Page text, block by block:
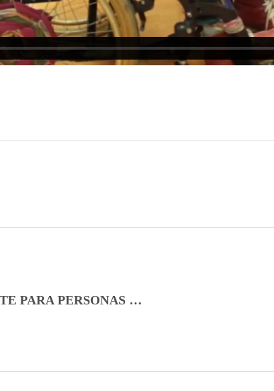
ConCuerpos en el II ENCUENTRO DE ARTE PARA PERSONAS CON DISCAPACIDAD EN CALI